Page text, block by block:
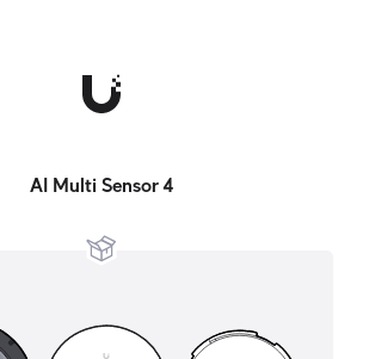
AI Multi Sensor 4